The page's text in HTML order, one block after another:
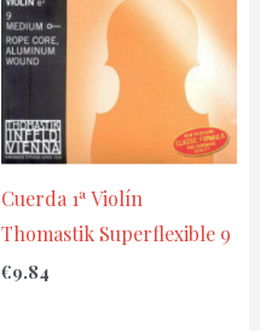
Cuerda 1ª Violín
Thomastik Superflexible 9
€9.84